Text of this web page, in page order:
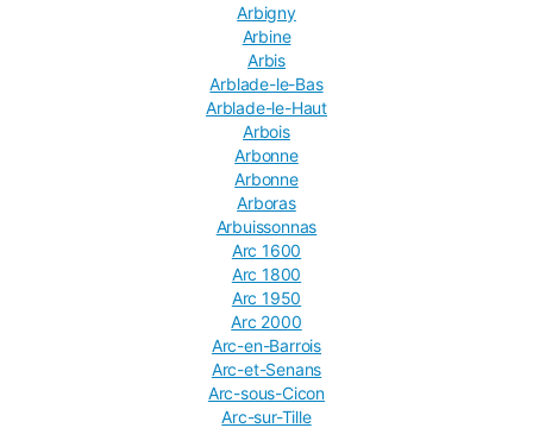
Arbigny
Arbine
Arbis
Arblade-le-Bas
Arblade-le-Haut
Arbois
Arbonne
Arbonne
Arboras
Arbuissonnas
Arc 1600
Arc 1800
Arc 1950
Arc 2000
Arc-en-Barrois
Arc-et-Senans
Arc-sous-Cicon
Arc-sur-Tille